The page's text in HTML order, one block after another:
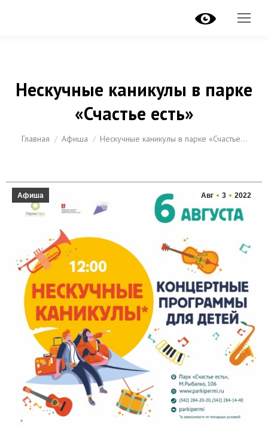
Нескучные каникулы в парке
«Счастье есть»
Вы здесь:
Главная Афиша Нескучные каникулы в парке «Счастье…
Авг 3 2022
Афиша